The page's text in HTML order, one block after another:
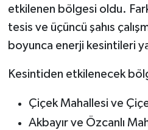
etkilenen bölgesi oldu.
tesis ve üçüncü şahıs
boyunca enerji kesintileri
Kesintiden etkilenecek
Çiçek Mahallesi ve
Akbayır ve Özcanlı